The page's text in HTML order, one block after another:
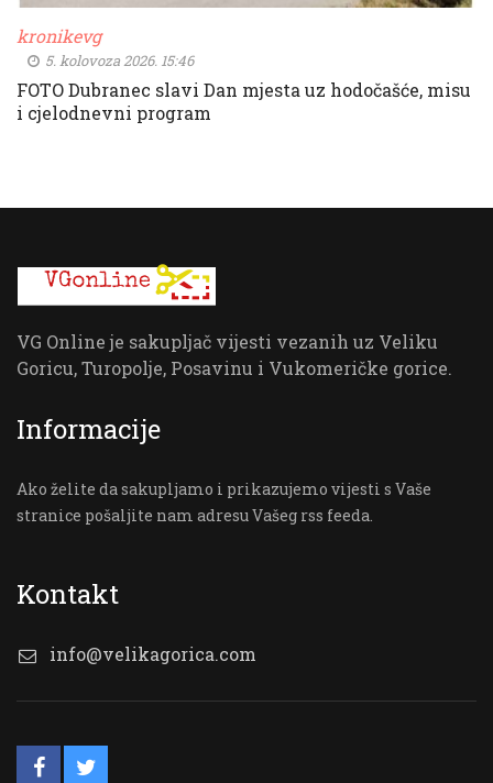
kronikevg
5. kolovoza 2026. 15:46
FOTO Dubranec slavi Dan mjesta uz hodočašće, misu
i cjelodnevni program
VG Online je sakupljač vijesti vezanih uz Veliku
Goricu, Turopolje, Posavinu i Vukomeričke gorice.
Informacije
Ako želite da sakupljamo i prikazujemo vijesti s Vaše
stranice pošaljite nam adresu Vašeg rss feeda.
Kontakt
info@velikagorica.com